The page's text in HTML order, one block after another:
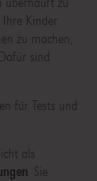
Kinder
zu machen,
sind
für Tests und
als
. Sie